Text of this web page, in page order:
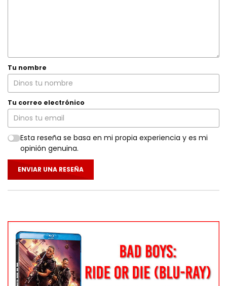
Tu nombre
Tu correo electrónico
Esta reseña se basa en mi propia experiencia y es mi
opinión genuina.
ENVIAR UNA RESEÑA